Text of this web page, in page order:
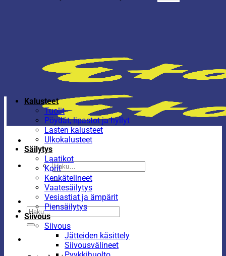
Etsi:
Etsi:
Kalusteet
Tuolit
Pöydät, lipastot ja hyllyt
Lasten kalusteet
Ulkokalusteet
Säilytys
Laatikot
Korit
Kenkätelineet
Vaatesäilytys
Vesiastiat ja ämpärit
Piensäilytys
Siivous
Siivous
Jätteiden käsittely
Siivousvälineet